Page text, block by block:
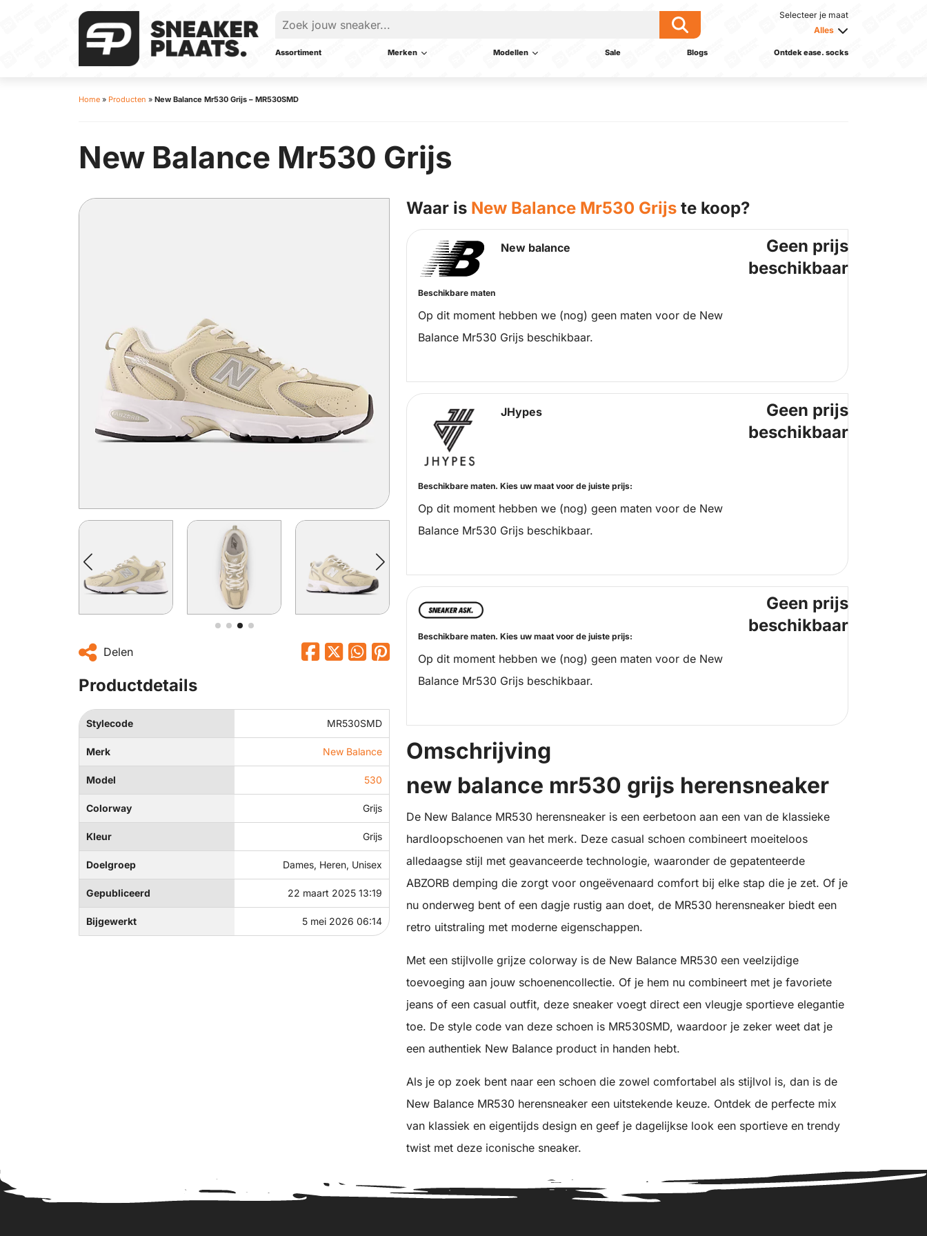
Selecteer je maat
Alles
Assortiment Merken Modellen Sale Blogs Ontdek ease. socks
Home » Producten » New Balance Mr530 Grijs – MR530SMD
New Balance Mr530 Grijs
Delen
Productdetails
Stylecode MR530SMD
Merk New Balance
Model 530
Colorway Grijs
Kleur Grijs
Doelgroep Dames, Heren, Unisex
Gepubliceerd 22 maart 2025 13:19
Bijgewerkt 5 mei 2026 06:14
Waar is New Balance Mr530 Grijs te koop?
New balance
Beschikbare maten
Op dit moment hebben we (nog) geen maten voor de New
Balance Mr530 Grijs beschikbaar.
Geen prijs
beschikbaar
JHypes
Beschikbare maten. Kies uw maat voor de juiste prijs:
Op dit moment hebben we (nog) geen maten voor de New
Balance Mr530 Grijs beschikbaar.
Geen prijs
beschikbaar
Beschikbare maten. Kies uw maat voor de juiste prijs:
Op dit moment hebben we (nog) geen maten voor de New
Balance Mr530 Grijs beschikbaar.
Geen prijs
beschikbaar
Omschrijving
new balance mr530 grijs herensneaker
De New Balance MR530 herensneaker is een eerbetoon aan een van de klassieke
hardloopschoenen van het merk. Deze casual schoen combineert moeiteloos
alledaagse stijl met geavanceerde technologie, waaronder de gepatenteerde
ABZORB demping die zorgt voor ongeëvenaard comfort bij elke stap die je zet. Of je
nu onderweg bent of een dagje rustig aan doet, de MR530 herensneaker biedt een
retro uitstraling met moderne eigenschappen.
Met een stijlvolle grijze colorway is de New Balance MR530 een veelzijdige
toevoeging aan jouw schoenencollectie. Of je hem nu combineert met je favoriete
jeans of een casual outfit, deze sneaker voegt direct een vleugje sportieve elegantie
toe. De style code van deze schoen is MR530SMD, waardoor je zeker weet dat je
een authentiek New Balance product in handen hebt.
Als je op zoek bent naar een schoen die zowel comfortabel als stijlvol is, dan is de
New Balance MR530 herensneaker een uitstekende keuze. Ontdek de perfecte mix
van klassiek en eigentijds design en geef je dagelijkse look een sportieve en trendy
twist met deze iconische sneaker.